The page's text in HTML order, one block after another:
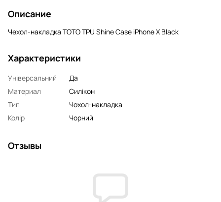
Описание
Чехол-накладка TOTO TPU Shine Case iPhone X Black
Характеристики
Універсальний
Да
Материал
Силікон
Тип
Чохол-накладка
Колір
Чорний
Отзывы